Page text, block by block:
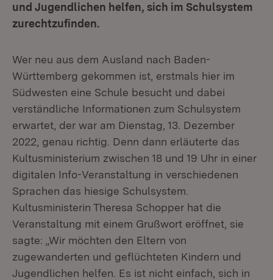
und Jugendlichen helfen, sich im Schulsystem
zurechtzufinden.
Wer neu aus dem Ausland nach Baden-
Württemberg gekommen ist, erstmals hier im
Südwesten eine Schule besucht und dabei
verständliche Informationen zum Schulsystem
erwartet, der war am Dienstag, 13. Dezember
2022, genau richtig. Denn dann erläuterte das
Kultusministerium zwischen 18 und 19 Uhr in einer
digitalen Info-Veranstaltung in verschiedenen
Sprachen das hiesige Schulsystem.
Kultusministerin Theresa Schopper hat die
Veranstaltung mit einem Grußwort eröffnet, sie
sagte: „Wir möchten den Eltern von
zugewanderten und geflüchteten Kindern und
Jugendlichen helfen. Es ist nicht einfach, sich in